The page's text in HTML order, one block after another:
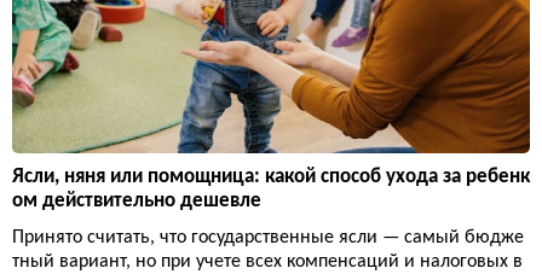
Ясли, няня или помощница: какой способ ухода за ребенк
ом действительно дешевле
Принято считать, что государственные ясли — самый бюдже
тный вариант, но при учете всех компенсаций и налоговых в